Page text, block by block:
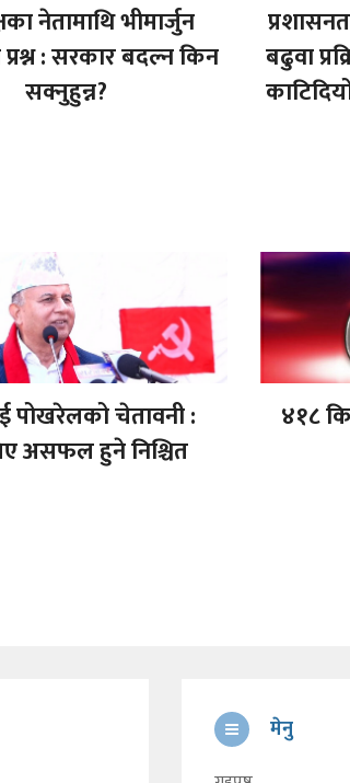
नेतामाथि भीमार्जुन
: सरकार बदल्न किन
सक्नुहुन्न?
बढुवा
पोखरेलको चेतावनी :
असफल हुने निश्चित
४१८
मेनु